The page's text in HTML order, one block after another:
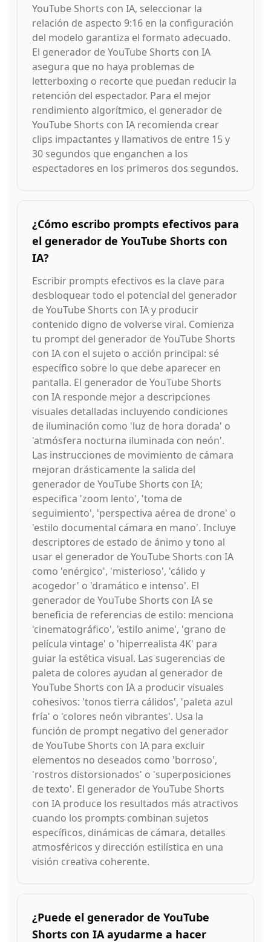
YouTube Shorts con IA, seleccionar la
relación de aspecto 9:16 en la configuración
del modelo garantiza el formato adecuado.
El generador de YouTube Shorts con IA
asegura que no haya problemas de
letterboxing o recorte que puedan reducir la
retención del espectador. Para el mejor
rendimiento algorítmico, el generador de
YouTube Shorts con IA recomienda crear
clips impactantes y llamativos de entre 15 y
30 segundos que enganchen a los
espectadores en los primeros dos segundos.
¿Cómo escribo prompts efectivos para
el generador de YouTube Shorts con
IA?
Escribir prompts efectivos es la clave para
desbloquear todo el potencial del generador
de YouTube Shorts con IA y producir
contenido digno de volverse viral. Comienza
tu prompt del generador de YouTube Shorts
con IA con el sujeto o acción principal: sé
específico sobre lo que debe aparecer en
pantalla. El generador de YouTube Shorts
con IA responde mejor a descripciones
visuales detalladas incluyendo condiciones
de iluminación como 'luz de hora dorada' o
'atmósfera nocturna iluminada con neón'.
Las instrucciones de movimiento de cámara
mejoran drásticamente la salida del
generador de YouTube Shorts con IA;
especifica 'zoom lento', 'toma de
seguimiento', 'perspectiva aérea de drone' o
'estilo documental cámara en mano'. Incluye
descriptores de estado de ánimo y tono al
usar el generador de YouTube Shorts con IA
como 'enérgico', 'misterioso', 'cálido y
acogedor' o 'dramático e intenso'. El
generador de YouTube Shorts con IA se
beneficia de referencias de estilo: menciona
'cinematográfico', 'estilo anime', 'grano de
película vintage' o 'hiperrealista 4K' para
guiar la estética visual. Las sugerencias de
paleta de colores ayudan al generador de
YouTube Shorts con IA a producir visuales
cohesivos: 'tonos tierra cálidos', 'paleta azul
fría' o 'colores neón vibrantes'. Usa la
función de prompt negativo del generador
de YouTube Shorts con IA para excluir
elementos no deseados como 'borroso',
'rostros distorsionados' o 'superposiciones
de texto'. El generador de YouTube Shorts
con IA produce los resultados más atractivos
cuando los prompts combinan sujetos
específicos, dinámicas de cámara, detalles
atmosféricos y dirección estilística en una
visión creativa coherente.
¿Puede el generador de YouTube
Shorts con IA ayudarme a hacer